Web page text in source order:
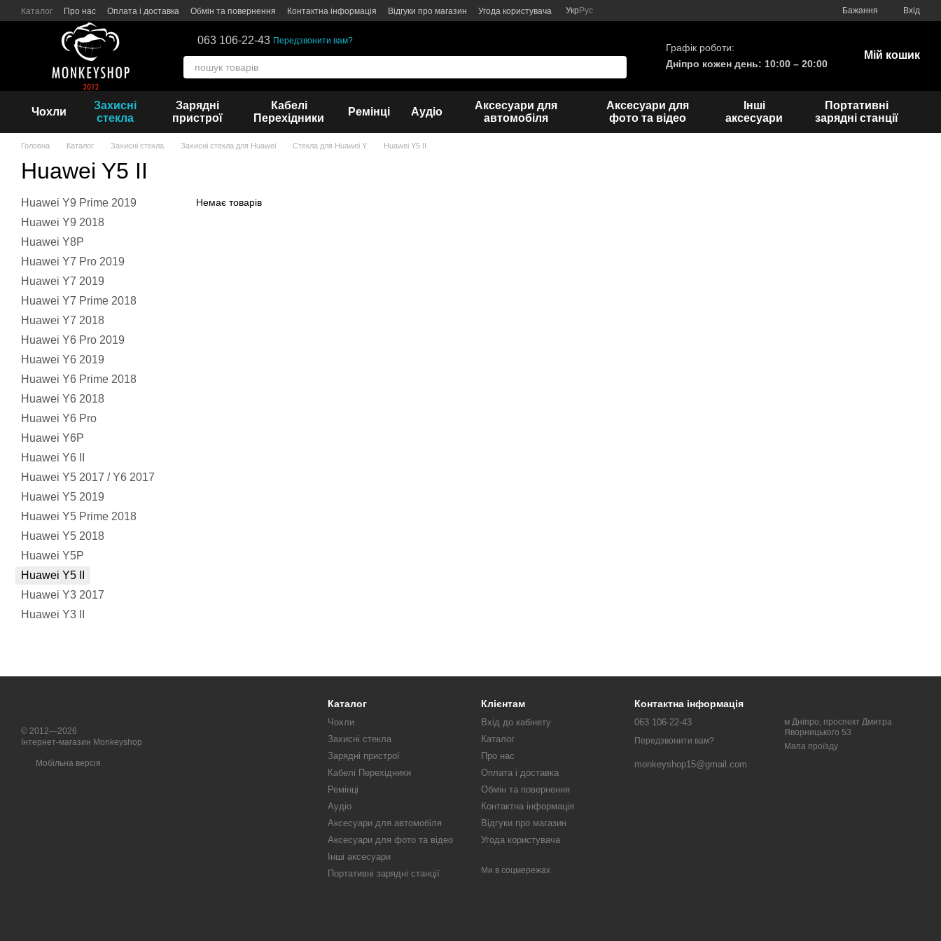
Перейти до основного контенту
Каталог Про нас Оплата і доставка Обмін та повернення Контактна інформація Відгуки про магазин Угода користувача Укр Рус Бажання Вхід
063 106-22-43 Передзвонити вам?
Графік роботи:
Дніпро кожен день: 10:00 – 20:00
Мій кошик
Чохли
Захисні
стекла
Зарядні
пристрої
Кабелі
Перехідники
Ремінці Аудіо
Аксесуари для
автомобіля
Аксесуари для
фото та відео
Інші
аксесуари
Портативні
зарядні станції
Головна Каталог Захисні стекла Захисні стекла для Huawei Стекла для Huawei Y Huawei Y5 II
Huawei Y5 II
Немає товарів
Huawei Y9 Prime 2019
Huawei Y9 2018
Huawei Y8P
Huawei Y7 Pro 2019
Huawei Y7 2019
Huawei Y7 Prime 2018
Huawei Y7 2018
Huawei Y6 Pro 2019
Huawei Y6 2019
Huawei Y6 Prime 2018
Huawei Y6 2018
Huawei Y6 Pro
Huawei Y6P
Huawei Y6 II
Huawei Y5 2017 / Y6 2017
Huawei Y5 2019
Huawei Y5 Prime 2018
Huawei Y5 2018
Huawei Y5P
Huawei Y5 II
Huawei Y3 2017
Huawei Y3 II
© 2012—2026
Інтернет-магазин Monkeyshop
Мобільна версія
Каталог
Чохли
Захисні стекла
Зарядні пристрої
Кабелі Перехідники
Ремінці
Аудіо
Аксесуари для автомобіля
Аксесуари для фото та відео
Інші аксесуари
Портативні зарядні станції
Клієнтам
Вхід до кабінету
Каталог
Про нас
Оплата і доставка
Обмін та повернення
Контактна інформація
Відгуки про магазин
Угода користувача
Ми в соцмережах
Контактна інформація
063 106-22-43
Передзвонити вам?
monkeyshop15@gmail.com
м Дніпро, проспект Дмитра
Яворницького 53
Мапа проїзду